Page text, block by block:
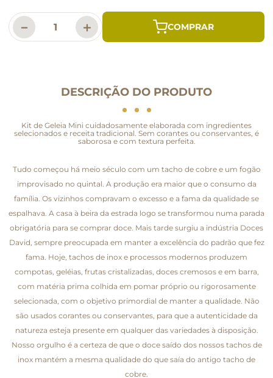
＋
－
DESCRIÇÃO DO PRODUTO
Kit de Geleia Mini cuidadosamente elaborada com ingredientes
selecionados e receita tradicional. Sem corantes ou conservantes, é
saborosa e com textura perfeita.
Tudo começou há meio século com um tacho de cobre e um fogão
improvisado no quintal. A produção era maior que o consumo da
família. Os vizinhos compravam o excesso e a fama da qualidade se
espalhava. A casa à beira da estrada logo se transformou numa parada
obrigatória para se comprar doce. Mais tarde surgiu a indústria Doces
David, sempre preocupada em manter a excelência do padrão que fez
fama. Hoje, tachos de inox e processos modernos produzem
compotas, geléias, frutas cristalizadas, doces cremosos e em barra,
com matéria prima colhida em pomar próprio ou rigorosamente
selecionada, com o objetivo primordial de manter a qualidade. Não
são usados corantes ou conservantes, para que a autenticidade da
natureza esteja presente em qualquer das variedades à disposição.
Nosso orgulho é a certeza de que o doce saído dos nossos tachos de
inox mantém a mesma qualidade do que saía do antigo tacho de
cobre.